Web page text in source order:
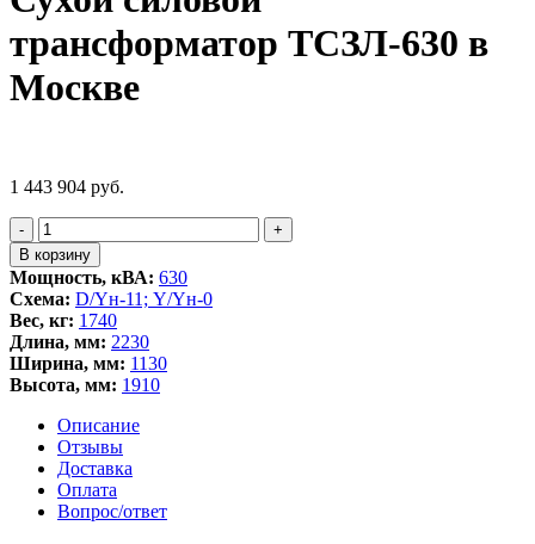
трансформатор ТСЗЛ-630 в
Москве
1 443 904 руб.
-
Количество
товара
Сухой
силовой
трансформатор
ТСЗЛ-630
+
В корзину
Мощность, кВА: 630
Схема: D/Yн-11; Y/Yн-0
Вес, кг: 1740
Длина, мм: 2230
Ширина, мм: 1130
Высота, мм: 1910
Описание
Отзывы
Доставка
Оплата
Вопрос/ответ